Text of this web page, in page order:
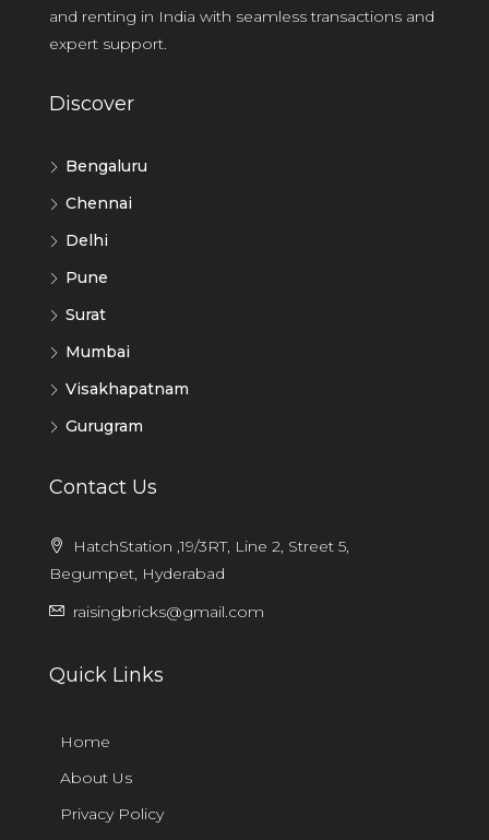
and renting in India with seamless transactions and
expert support.
Discover
Bengaluru
Chennai
Delhi
Pune
Surat
Mumbai
Visakhapatnam
Gurugram
Contact Us
HatchStation ,19/3RT, Line 2, Street 5,
Begumpet, Hyderabad
raisingbricks@gmail.com
Quick Links
Home
About Us
Privacy Policy